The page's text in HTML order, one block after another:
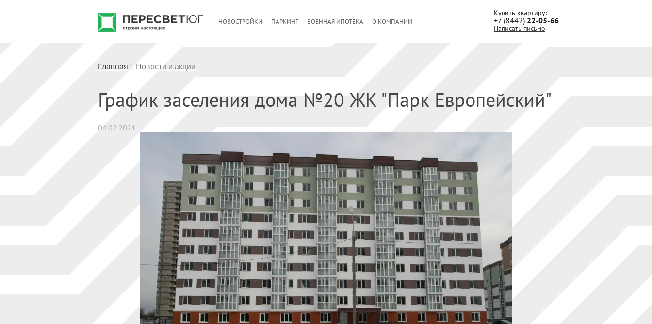
НОВОСТРОЙКИ ПАРКИНГ ВОЕННАЯ ИПОТЕКА О КОМПАНИИ
Купить квартиру:
+7 (8442) 22-05-66
Написать письмо
Главная \ Новости и акции
График заселения дома №20 ЖК "Парк Европейский"
04.02.2021